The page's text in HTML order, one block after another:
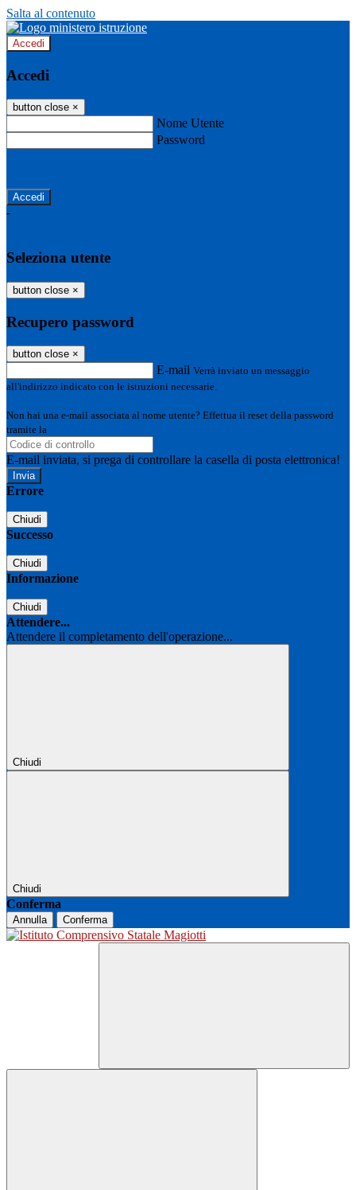
Salta al contenuto
Accedi
Accedi
button close ×
Nome Utente
Password
-
Seleziona utente
button close ×
Recupero password
button close ×
E-mail Verrà inviato un messaggio
all'indirizzo indicato con le istruzioni necessarie.
Non hai una e-mail associata al nome utente? Effettua il reset della password
tramite la
E-mail inviata, si prega di controllare la casella di posta elettronica!
Errore
Chiudi
Successo
Chiudi
Informazione
Chiudi
Attendere...
Attendere il completamento dell'operazione...
Chiudi
Chiudi
Conferma
Annulla Conferma